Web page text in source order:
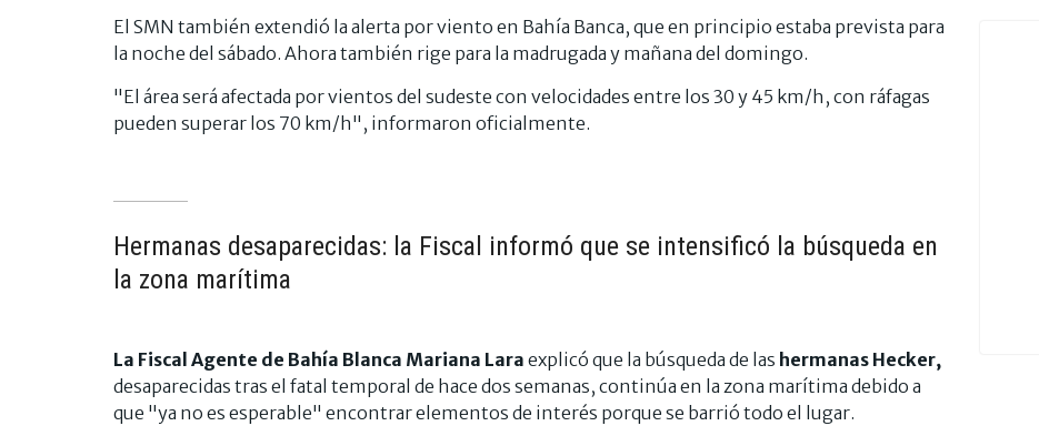
El SMN también extendió la alerta por viento en Bahía Banca, que en principio estaba prevista para
la noche del sábado. Ahora también rige para la madrugada y mañana del domingo.
"El área será afectada por vientos del sudeste con velocidades entre los 30 y 45 km/h, con ráfagas
pueden superar los 70 km/h", informaron oficialmente.
Hermanas desaparecidas: la Fiscal informó que se intensificó la búsqueda en
la zona marítima
La Fiscal Agente de Bahía Blanca Mariana Lara explicó que la búsqueda de las hermanas Hecker,
desaparecidas tras el fatal temporal de hace dos semanas, continúa en la zona marítima debido a
que "ya no es esperable" encontrar elementos de interés porque se barrió todo el lugar.